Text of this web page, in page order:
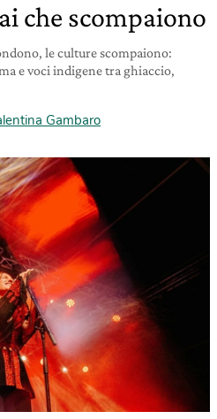
che scompaiono
le culture scompaiono:
e voci indigene tra ghiaccio,
Gambaro